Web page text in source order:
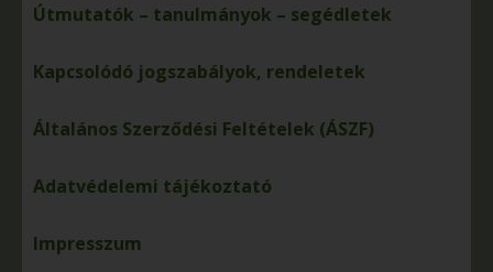
Útmutatók – tanulmányok – segédletek
Kapcsolódó jogszabályok, rendeletek
Általános Szerződési Feltételek (ÁSZF)
Adatvédelemi tájékoztató
Impresszum